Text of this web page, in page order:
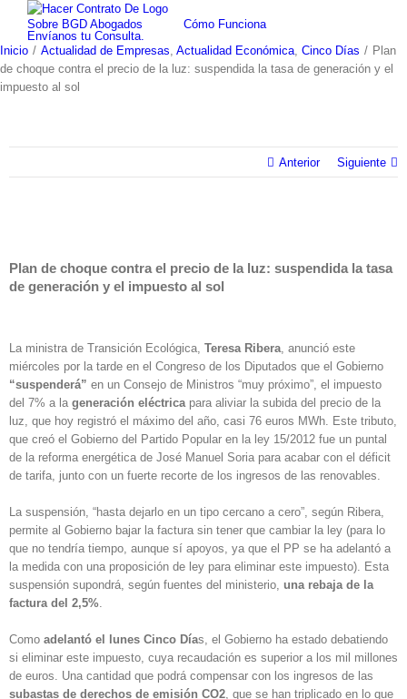
content
Sobre BGD Abogados
Cómo Funciona
Envíanos tu Consulta.
Inicio / Actualidad de Empresas, Actualidad Económica, Cinco Días / Plan
de choque contra el precio de la luz: suspendida la tasa de generación y el
impuesto al sol
Anterior Siguiente
Plan de choque contra el precio de la luz: suspendida la tasa
de generación y el impuesto al sol
La ministra de Transición Ecológica, Teresa Ribera, anunció este
miércoles por la tarde en el Congreso de los Diputados que el Gobierno
“suspenderá” en un Consejo de Ministros “muy próximo”, el impuesto
del 7% a la generación eléctricapara aliviar la subida del precio de la
luz, que hoy registró el máximo del año, casi 76 euros MWh. Este tributo,
que creó el Gobierno del Partido Popular en la ley 15/2012 fue un puntal
de la reforma energética de José Manuel Soria para acabar con el déficit
de tarifa, junto con un fuerte recorte de los ingresos de las renovables.
La suspensión, “hasta dejarlo en un tipo cercano a cero”, según Ribera,
permite al Gobierno bajar la factura sin tener que cambiar la ley (para lo
que no tendría tiempo, aunque sí apoyos, ya que el PP se ha adelantó a
la medida con una proposición de ley para eliminar este impuesto). Esta
suspensión supondrá, según fuentes del ministerio, una rebaja de la
factura del 2,5%.
Como adelantó el lunes Cinco Días, el Gobierno ha estado debatiendo
si eliminar este impuesto, cuya recaudación es superior a los mil millones
de euros. Una cantidad que podrá compensar con los ingresos de las
subastas de derechos de emisión CO2, que se han triplicado en lo que